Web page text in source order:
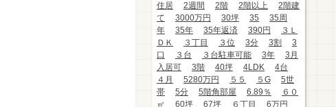
住居
2週間 2階 2階以上
2階建
て
3000万円 30坪 35
35周
年
35年 35年返済 390円
３Ｌ
ＤＫ
３丁目 ３位 3分 3割
3
口
３台 ３台駐車可能 3年
3月
入居可
3階 40坪 4LDK
4台
４月
5280万円 ５５ ５G
5世
帯
5分 5階角部屋 6.89％
６０
㎡
60坪 67坪 ６丁目
6万円